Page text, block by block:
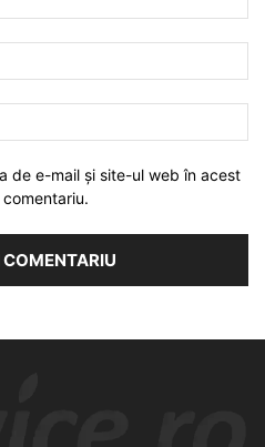
de e-mail și site-ul web în acest